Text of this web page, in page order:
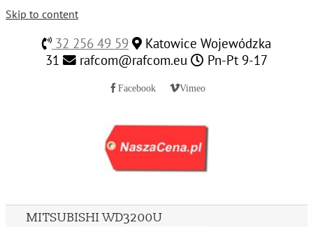
Skip to content
32 256 49 59
Katowice Wojewódzka
31
rafcom@rafcom.eu Pn-Pt 9-17
Facebook Vimeo
MITSUBISHI WD3200U